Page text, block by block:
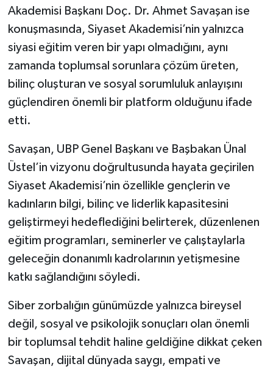
Akademisi Başkanı Doç. Dr. Ahmet Savaşan ise
konuşmasında, Siyaset Akademisi’nin yalnızca
siyasi eğitim veren bir yapı olmadığını, aynı
zamanda toplumsal sorunlara çözüm üreten,
bilinç oluşturan ve sosyal sorumluluk anlayışını
güçlendiren önemli bir platform olduğunu ifade
etti.
Savaşan, UBP Genel Başkanı ve Başbakan Ünal
Üstel’in vizyonu doğrultusunda hayata geçirilen
Siyaset Akademisi’nin özellikle gençlerin ve
kadınların bilgi, bilinç ve liderlik kapasitesini
geliştirmeyi hedeflediğini belirterek, düzenlenen
eğitim programları, seminerler ve çalıştaylarla
geleceğin donanımlı kadrolarının yetişmesine
katkı sağlandığını söyledi.
Siber zorbalığın günümüzde yalnızca bireysel
değil, sosyal ve psikolojik sonuçları olan önemli
bir toplumsal tehdit haline geldiğine dikkat çeken
Savaşan, dijital dünyada saygı, empati ve